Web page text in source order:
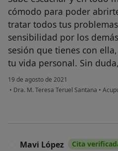
cómodo para poder
tratar todos tus
sensibilidad por los
sesión que tienes con
tu vida personal. Sin
19 de agosto de 2021
• Dra. M. Teresa Teruel Santana •
Mavi López Cita